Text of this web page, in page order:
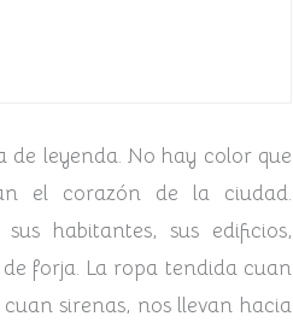
leyenda. No hay color que
el corazón de la ciudad.
habitantes, sus edificios,
forja. La ropa tendida cuan
sirenas, nos llevan hacia